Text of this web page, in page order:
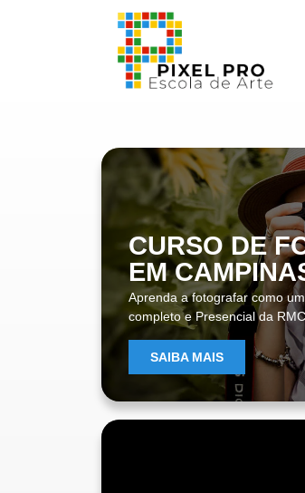
CURSO DE
EM
Aprenda a fotografar como
completo e Presencial da RMC.
SAIBA MAIS